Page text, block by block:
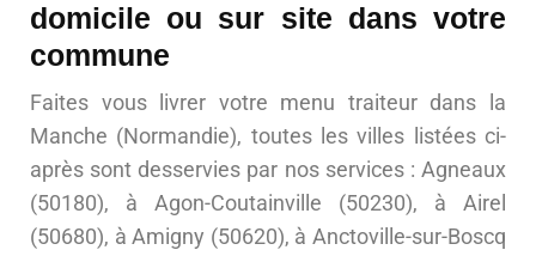
domicile ou sur site dans votre
commune
Faites vous livrer votre menu traiteur dans la
Manche (Normandie), toutes les villes listées ci-
après sont desservies par nos services : Agneaux
(50180), à Agon-Coutainville (50230), à Airel
(50680), à Amigny (50620), à Anctoville-sur-Boscq